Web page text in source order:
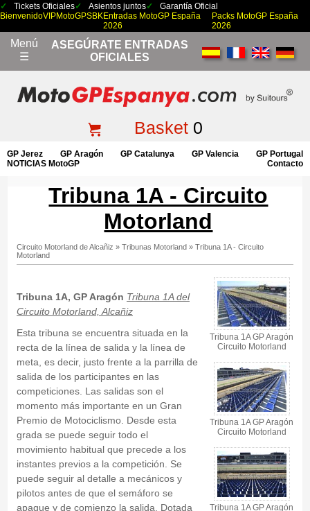
Tickets Oficiales Asientos juntos
Garantía Oficial
BienvenidoVIPMotoGPSBKEntradas MotoGP España
2026
Packs MotoGP España
2026
Menú
☰
ASEGÚRATE ENTRADAS
OFICIALES
Basket0
GP Jerez GP Aragón GP Catalunya GP Valencia
GP Portugal
NOTICIAS MotoGP
Contacto
Tribuna 1A - Circuito
Motorland
Circuito Motorland de Alcañiz » Tribunas Motorland» Tribuna 1A - Circuito
Motorland
Tribuna 1A GP Aragón
Circuito Motorland
Tribuna 1A GP Aragón
Circuito Motorland
Tribuna 1A GP Aragón
Tribuna 1A, GP Aragón Tribuna 1A del
Circuito Motorland, Alcañiz
Esta tribuna se encuentra situada en la
recta de la línea de salida y la línea de
meta, es decir, justo frente a la parrilla de
salida de los participantes en las
competiciones. Las salidas son el
momento más importante en un Gran
Premio de Motociclismo. Desde esta
grada se puede seguir todo el
movimiento habitual que precede a los
instantes previos a la competición. Se
puede seguir al detalle a mecánicos y
pilotos antes de que el semáforo se
apague y de comienzo la salida. Dotada